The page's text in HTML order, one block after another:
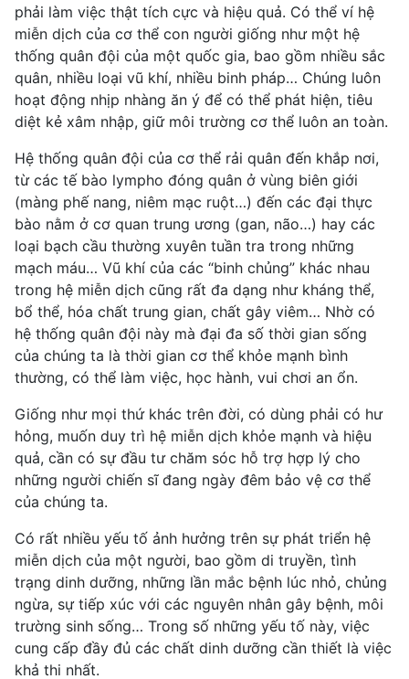
phải làm việc thật tích cực và hiệu quả. Có thể ví hệ
miễn dịch của cơ thể con người giống như một hệ
thống quân đội của một quốc gia, bao gồm nhiều sắc
quân, nhiều loại vũ khí, nhiều binh pháp… Chúng luôn
hoạt động nhịp nhàng ăn ý để có thể phát hiện, tiêu
diệt kẻ xâm nhập, giữ môi trường cơ thể luôn an toàn.
Hệ thống quân đội của cơ thể rải quân đến khắp nơi,
từ các tế bào lympho đóng quân ở vùng biên giới
(màng phế nang, niêm mạc ruột…) đến các đại thực
bào nằm ở cơ quan trung ương (gan, não…) hay các
loại bạch cầu thường xuyên tuần tra trong những
mạch máu… Vũ khí của các “binh chủng” khác nhau
trong hệ miễn dịch cũng rất đa dạng như kháng thể,
bổ thể, hóa chất trung gian, chất gây viêm… Nhờ có
hệ thống quân đội này mà đại đa số thời gian sống
của chúng ta là thời gian cơ thể khỏe mạnh bình
thường, có thể làm việc, học hành, vui chơi an ổn.
Giống như mọi thứ khác trên đời, có dùng phải có hư
hỏng, muốn duy trì hệ miễn dịch khỏe mạnh và hiệu
quả, cần có sự đầu tư chăm sóc hỗ trợ hợp lý cho
những người chiến sĩ đang ngày đêm bảo vệ cơ thể
của chúng ta.
Có rất nhiều yếu tố ảnh hưởng trên sự phát triển hệ
miễn dịch của một người, bao gồm di truyền, tình
trạng dinh dưỡng, những lần mắc bệnh lúc nhỏ, chủng
ngừa, sự tiếp xúc với các nguyên nhân gây bệnh, môi
trường sinh sống… Trong số những yếu tố này, việc
cung cấp đầy đủ các chất dinh dưỡng cần thiết là việc
khả thi nhất.